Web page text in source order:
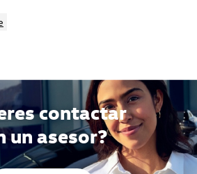
contactar
un asesor?